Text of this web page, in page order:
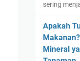
sering
Apakah
Mineral